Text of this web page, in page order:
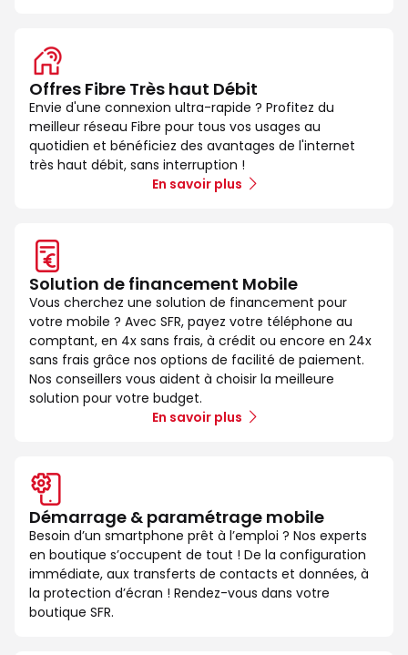
Offres Fibre Très haut Débit
Envie d'une connexion ultra-rapide ? Profitez du
meilleur réseau Fibre pour tous vos usages au
quotidien et bénéficiez des avantages de l'internet
très haut débit, sans interruption !
En savoir plus
Solution de financement Mobile
Vous cherchez une solution de financement pour
votre mobile ? Avec SFR, payez votre téléphone au
comptant, en 4x sans frais, à crédit ou encore en 24x
sans frais grâce nos options de facilité de paiement.
Nos conseillers vous aident à choisir la meilleure
solution pour votre budget.
En savoir plus
Démarrage & paramétrage mobile
Besoin d’un smartphone prêt à l’emploi ? Nos experts
en boutique s’occupent de tout ! De la configuration
immédiate, aux transferts de contacts et données, à
la protection d’écran ! Rendez-vous dans votre
boutique SFR.